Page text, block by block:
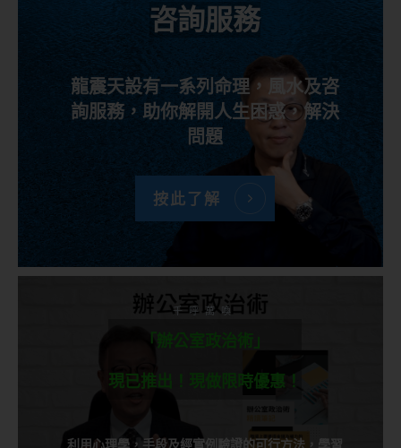
咨詢服務
龍震天設有一系列命理，風水及咨
詢服務，助你解開人生困惑，解決
問題
按此了解
千呼萬喚
「辦公室政治術」
現已推出！現做限時優惠！
利用心理學，手段及經實例驗證的可行方法，學習